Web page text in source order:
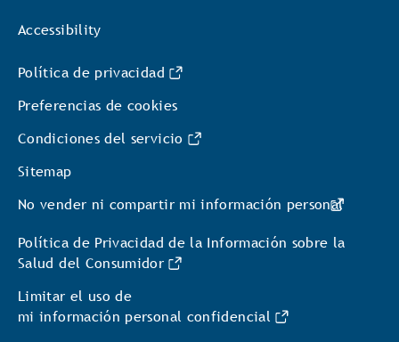
Accessibility
Política de privacidad
Preferencias de cookies
Condiciones del servicio
Sitemap
No vender ni compartir mi información personal
Política de Privacidad de la Información sobre la
Salud del Consumidor
Limitar el uso de
mi información personal confidencial